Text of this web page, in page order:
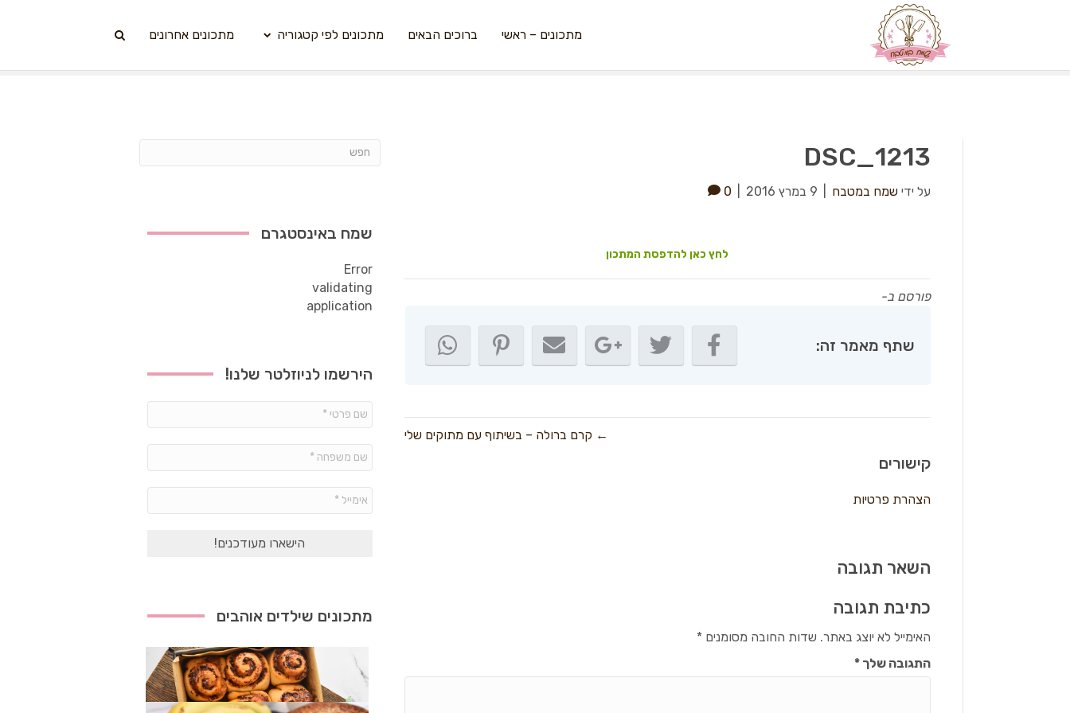
מתכונים – ראשי ברוכים הבאים מתכונים לפי קטגוריה מתכונים אחרונים
DSC_1213
על ידי שמח במטבח 9 במרץ 2016 0
לחץ כאן להדפסת המתכון
פורסם ב-
שתף מאמר זה:
← קרם ברולה – בשיתוף עם מתוקים שלי
קישורים
הצהרת פרטיות
השאר תגובה
כתיבת תגובה
האימייל לא יוצג באתר. שדות החובה מסומנים*
התגובה שלך*
שמח באינסטגרם
Error
validating
application
הירשמו לניוזלטר שלנו!
מתכונים שילדים אוהבים